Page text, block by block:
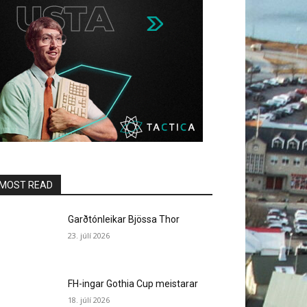
READ
Garðtónleikar Bjössa Thor
23. júlí 2026
FH-ingar Gothia Cup meistarar
18. júlí 2026